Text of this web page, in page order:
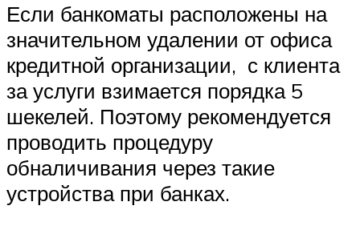
Если банкоматы расположены на
значительном удалении от офиса
кредитной организации, с клиента
за услуги взимается порядка 5
шекелей. Поэтому рекомендуется
проводить процедуру
обналичивания через такие
устройства при банках.